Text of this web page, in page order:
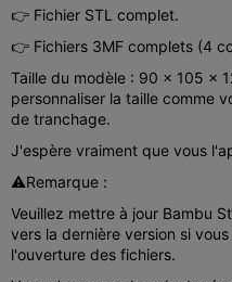
👉 Fichier STL complet.
👉 Fichiers 3MF complets (4
Taille du modèle : 90 x 105 x
personnaliser la taille comme
de tranchage.
J'espère vraiment que vous
⚠️Remarque :
Veuillez mettre à jour Bambu
vers la dernière version si
l'ouverture des fichiers.